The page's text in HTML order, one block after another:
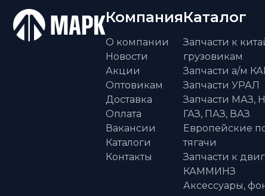
Компания
О компании
Новости
Акции
Оптовикам
Доставка
Оплата
Вакансии
Каталоги
Контакты
Каталог
Запчасти к
грузовикам
Запчасти а/м
Запчасти УРАЛ
Запчасти МАЗ,
ГАЗ, ПАЗ, ВАЗ
Европейские
тягачи
Запчасти к
КАММИНЗ
Аксессуары,